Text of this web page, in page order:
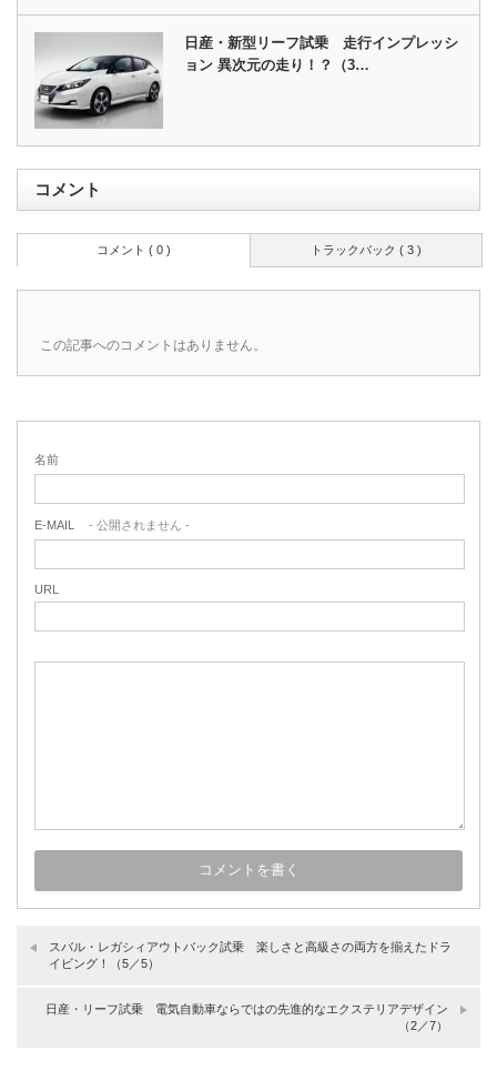
日産・新型リーフ試乗 走行インプレッシ
ョン 異次元の走り！？（3…
コメント
トラックバック ( 3 )
コメント ( 0 )
この記事へのコメントはありません。
名前
E-MAIL - 公開されません -
URL
スバル・レガシィアウトバック試乗 楽しさと高級さの両方を揃えたドラ
イビング！（5／5）
日産・リーフ試乗 電気自動車ならではの先進的なエクステリアデザイン
（2／7）